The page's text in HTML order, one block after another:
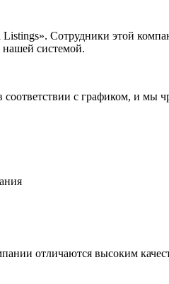
Сотрудники этой
нашей системой.
соответствии с графиком, и
отличаются высоким